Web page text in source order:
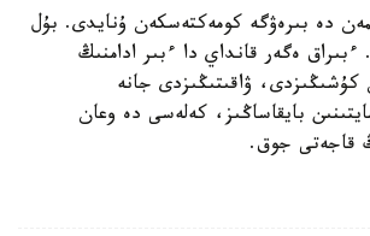
دە بىرەۋگە كومەكتەسكەن ۇنايدى. بۇل
ەگەر قانداي دا ءبىر ادامنىڭ
ۋاقىتىڭىزدى جانە
بايقاساڭىز، كەلەسى دە وعان
قاجەتى جوق.